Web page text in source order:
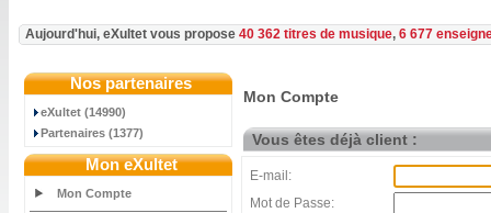
Aujourd'hui, eXultet vous propose 40 362 titres de musique, 6 677
Nos partenaires
eXultet (14990)
Partenaires (1377)
Mon eXultet
Mon Compte
Mon Compte
Vous êtes déjà client :
E-mail:
Mot de Passe: